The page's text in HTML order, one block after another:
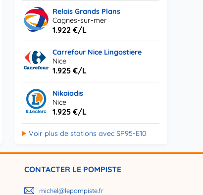
Relais Grands Plans
Cagnes-sur-mer
1.922 €/L
Carrefour Nice Lingostiere
Nice
1.925 €/L
Nikaiadis
Nice
1.925 €/L
Voir plus de stations avec SP95-E10
CONTACTER LE POMPISTE
michel@lepompiste.fr